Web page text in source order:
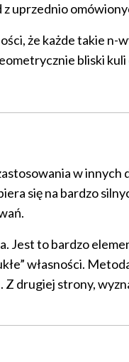
uprzednio
że każde takie n-
bliski
w innych
się na bardzo
Jest to bardzo
własności.
drugiej strony,